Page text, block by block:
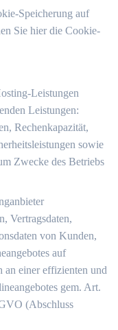
Speicherung auf
Sie hier die Cookie-
Leistungen
Leistungen:
Rechenkapazität,
sowie
Zwecke des Betriebs
Vertragsdaten,
von Kunden,
auf
an einer effizienten und
gem. Art.
(Abschluss